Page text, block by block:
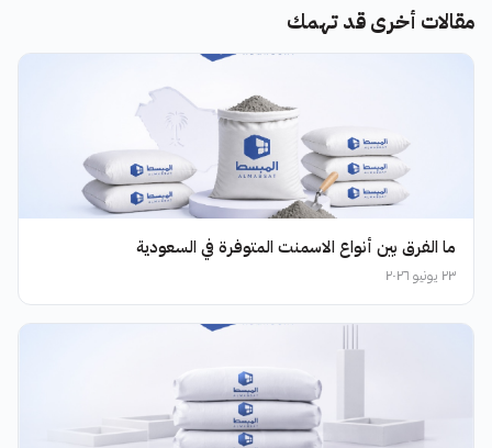
مقالات أخرى قد تهمك
ما الفرق بين أنواع الاسمنت المتوفرة في السعودية
٢٣ يونيو ٢٠٢٦